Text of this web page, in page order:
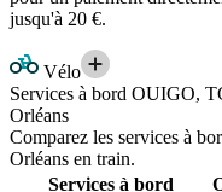
jusqu'à 20 €.
Vélo
Services à bord OUIGO,
Orléans
Comparez les services à
Orléans en train.
Services à bord